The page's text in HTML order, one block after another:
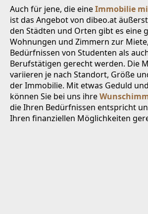
Auch für jene, die eineImmobilie
ist das Angebot von dibeo.at
den Städten und Orten gibt es eine
Wohnungen und Zimmern zur
Bedürfnissen von Studenten als
Berufstätigen gerecht werden. Die
variieren je nach Standort, Größe
der Immobilie. Mit etwas Geduld
können Sie bei uns ihre
die Ihren Bedürfnissen entspricht
Ihren finanziellen Möglichkeiten